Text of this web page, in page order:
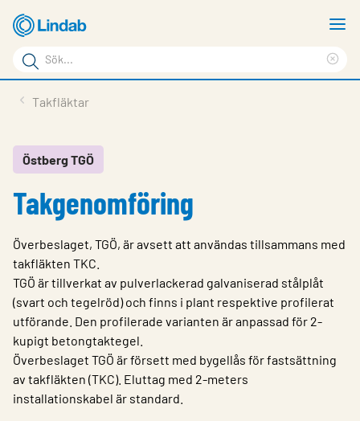
Hoppa
till
huvudinnehållet
Sökord
Sök
på
Service & Support
Hållbarhet
Om Lindab
Kontakt
Logga in
Choose languge
Takfläktar
Östberg TGÖ
Takgenomföring
Överbeslaget, TGÖ, är avsett att användas tillsammans med
takfläkten TKC.
TGÖ är tillverkat av pulverlackerad galvaniserad stålplåt
(svart och tegelröd) och finns i plant respektive profilerat
utförande. Den profilerade varianten är anpassad för 2-
kupigt betongtaktegel.
Överbeslaget TGÖ är försett med bygellås för fastsättning
av takfläkten (TKC). Eluttag med 2-meters
installationskabel är standard.